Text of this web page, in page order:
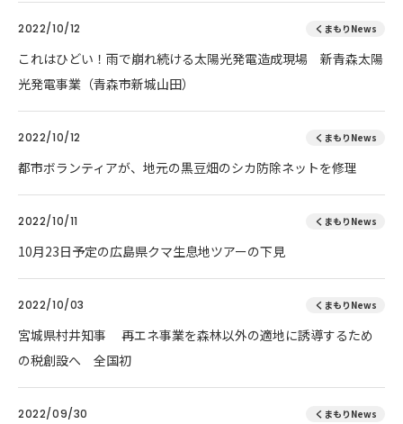
2022/10/12 くまもりNews
これはひどい！雨で崩れ続ける太陽光発電造成現場 新青森太陽
光発電事業（青森市新城山田）
2022/10/12 くまもりNews
都市ボランティアが、地元の黒豆畑のシカ防除ネットを修理
2022/10/11 くまもりNews
10月23日予定の広島県クマ生息地ツアーの下見
2022/10/03 くまもりNews
宮城県村井知事 再エネ事業を森林以外の適地に誘導するため
の税創設へ 全国初
2022/09/30 くまもりNews